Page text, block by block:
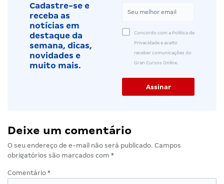
Cadastre-se e
receba as
notícias em
destaque da
semana, dicas,
novidades e
muito mais.
Concordo com a Política de
Privacidade e aceito
receber comunicações do
Gran Cursos Online.
Deixe um comentário
O seu endereço de e-mail não será publicado. Campos
obrigatórios são marcados com *
Comentário *